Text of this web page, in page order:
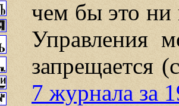
чем бы это ни
Управления
запрещается
7 журнала за